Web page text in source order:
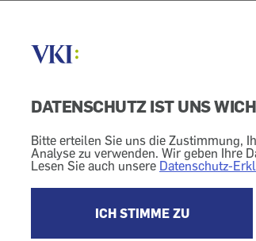
DATENSCHUTZ IST UNS
Bitte erteilen Sie uns die Zustimmung,
Analyse zu verwenden. Wir geben Ihre
Lesen Sie auch unsere Datenschutz-
ICH STIMME ZU